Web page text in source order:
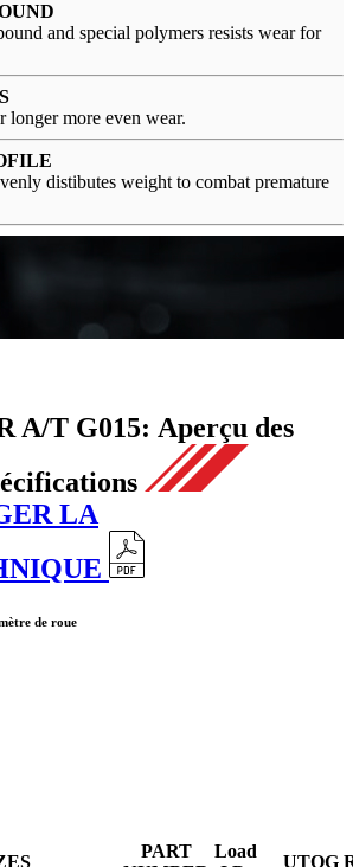
and special polymers resists wear for
longer more even wear.
distibutes weight to combat premature
A/T G015: Aperçu des
LA
de roue
PART
Load
UTQG